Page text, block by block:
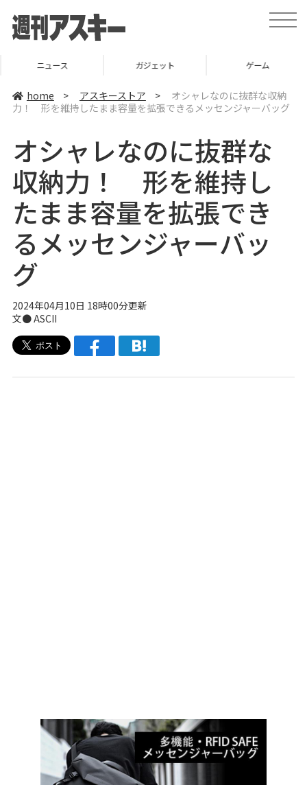
t
o
a
v
i
ニュース ガジェット ゲーム
home > アスキーストア >
オシャレなのに抜群な収納
力！ 形を維持したまま容量を拡張できるメッセンジャーバッグ
オシャレなのに抜群な
収納力！ 形を維持し
たまま容量を拡張でき
るメッセンジャーバッ
グ
2024年04月10日 18時00分更新
文● ASCII